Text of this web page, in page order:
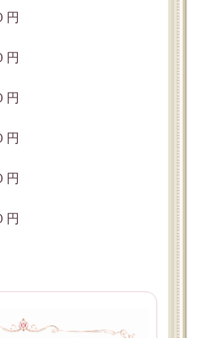
円
円
円
円
円
円